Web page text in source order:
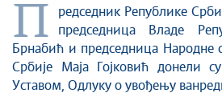
Стоп корупцији
Култура и вера
Спорт
Конференције за новинаре
П
редседник Републике
председница Владе
Брнабић и председница Народне
Србије Маја Гојковић донели
Уставом, Одлуку о увођењу